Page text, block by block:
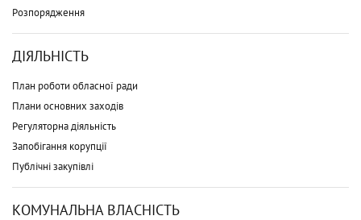
Розпорядження
ДІЯЛЬНІСТЬ
План роботи обласної ради
Плани основних заходів
Регуляторна діяльність
Запобігання корупції
Публічні закупівлі
КОМУНАЛЬНА ВЛАСНІСТЬ